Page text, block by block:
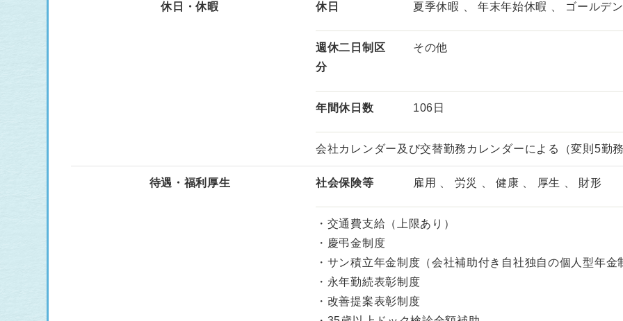
休日・休暇 休日 夏季休暇 、 年末年始休暇 、 ゴールデ
週休二日制区
分
その他
年間休日数 106日
会社カレンダー及び交替勤務カレンダーによる（変則5勤
待遇・福利厚生 社会保険等 雇用 、 労災 、 健康 、 厚生 、 財形
・交通費支給（上限あり）
・慶弔金制度
・サン積立年金制度（会社補助付き自社独自の個人型年金
・永年勤続表彰制度
・改善提案表彰制度